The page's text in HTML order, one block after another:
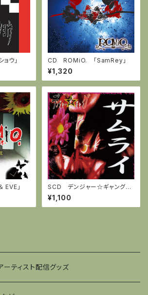
ウ」 CD ROMiO. 「SamRey」
¥1,320
」
SCD デンジャー☆ギャング
「サムライ」
¥1,100
ティスト配信グッズ